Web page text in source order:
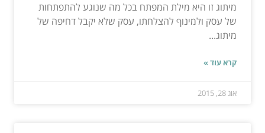
מיתוג זו היא מילת המפתח בכל מה שנוגע להתפתחות
של עסק ולמינוף להצלחתו, עסק שלא יקבל דחיפה של
מיתוג...
קרא עוד »
אוג 28, 2015